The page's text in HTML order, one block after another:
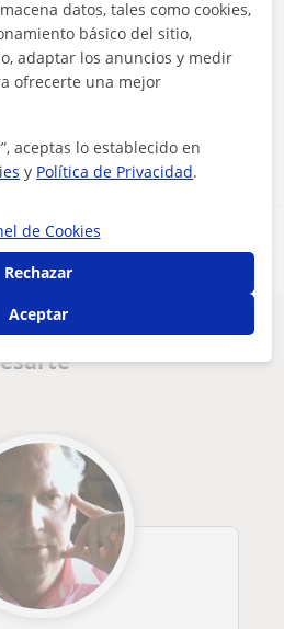
aviso legaly deprivacidad
Informática en Ávila
datos, tales como cookies,
básico del sitio,
adaptar los anuncios y medir
ofrecerte una mejor
aceptas lo establecido en
y Política de Privacidad.
de Cookies
Rechazar
Aceptar